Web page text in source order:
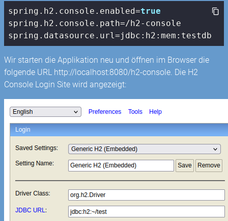
spring.h2. console .enabled=true
spring.h2. console .path=/h2- console
spring.datasource.url=jdbc:h2:mem:testdb
Wir starten die Applikation neu und öffnen im Browser die
folgende URL http://localhost:8080/h2-console. Die H2
Console Login Site wird angezeigt: